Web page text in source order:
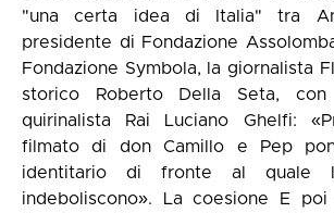
"una certa idea di Italia" tra
presidente di Fondazione
Fondazione Symbola, la giornalista
storico Roberto Della Seta, con
quirinalista Rai Luciano Ghelfi:
filmato di don Camillo e Pep
identitario di fronte al quale
indeboliscono». La coesione E